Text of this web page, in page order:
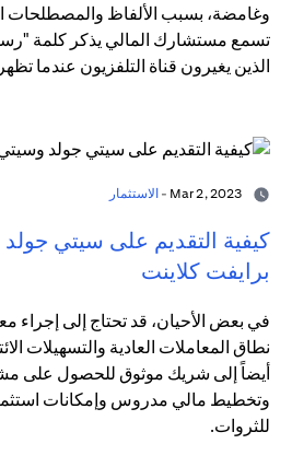
وغامضة، بسبب الألفاظ والمصطلحات
تسمع مستشارك المالي يذكر كلمة
الذين يغيرون قناة التلفزيون عندما
الاستثمار
كيفية التقديم على سيتي
برايفت كلاينت
في بعض الأحيان، قد تحتاج إلى إجراء
نطاق المعاملات العادية والتسهيلات
أيضاً إلى شريك موثوق للحصول على
وتخطيط مالي مدروس وإمكانات
للثروات.